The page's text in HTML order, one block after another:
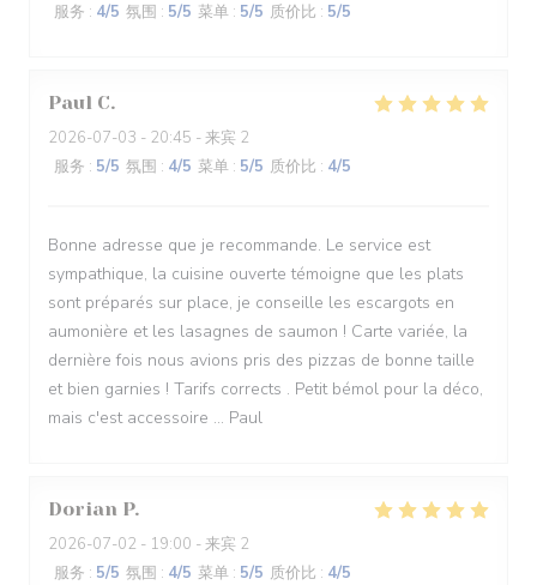
服务 : 4/5 氛围 : 5/5 菜单 : 5/5 质价比 : 5/5
Paul C
2026-07-03 - 20:45 - 来宾 2
服务 : 5/5 氛围 : 4/5 菜单 : 5/5 质价比 : 4/5
Bonne adresse que je recommande. Le service est
sympathique, la cuisine ouverte témoigne que les plats
sont préparés sur place, je conseille les escargots en
aumonière et les lasagnes de saumon ! Carte variée, la
dernière fois nous avions pris des pizzas de bonne taille
et bien garnies ! Tarifs corrects . Petit bémol pour la déco,
mais c'est accessoire ... Paul
Dorian P
2026-07-02 - 19:00 - 来宾 2
服务 : 5/5 氛围 : 4/5 菜单 : 5/5 质价比 : 4/5